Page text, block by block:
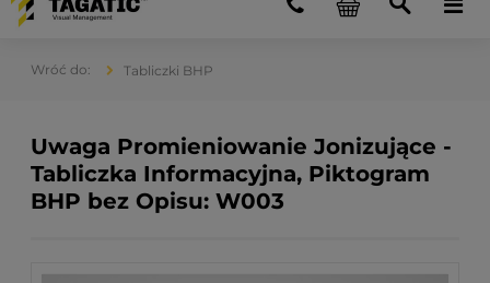
Tabliczki BHP
Uwaga Promieniowanie Jonizujące -
Tabliczka Informacyjna, Piktogram
BHP bez Opisu: W003